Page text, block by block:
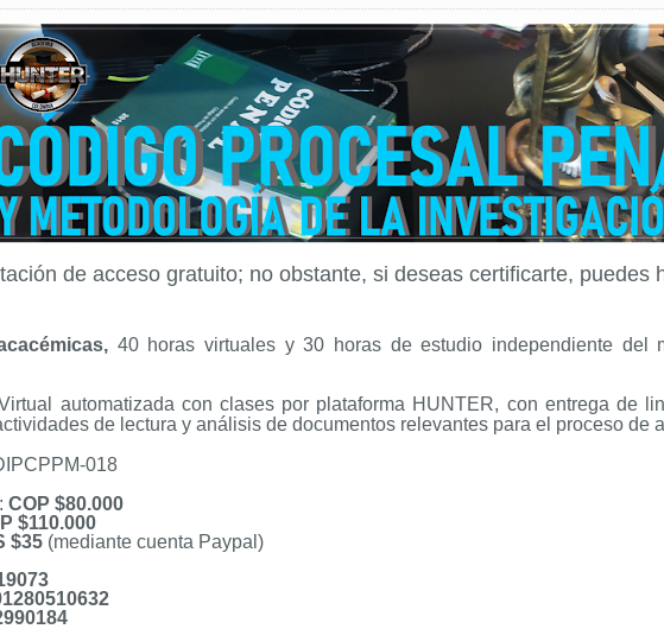
de acceso gratuito; no obstante, si deseas certificarte, puedes
40 horas virtuales y 30 horas de estudio independiente del
automatizada con clases por plataforma HUNTER, con entrega de
de lectura y análisis de documentos relevantes para el proceso de
018
COP $80.000
$110.000
$35 (mediante cuenta Paypal)